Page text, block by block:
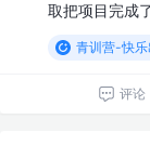
取把项目完成了
青训营-快乐
评论